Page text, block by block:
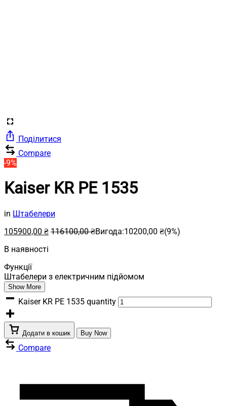
Поділитися
Compare
-9%
Kaiser KR PE 1535
in Штабелери
105900,00 ₴ 116100,00₴Вигода:10200,00 ₴(9%)
В наявності
Функції
Штабелери з електричним підйомом
Show More
Kaiser KR PE 1535 quantity
Додати в кошик Buy Now
Compare